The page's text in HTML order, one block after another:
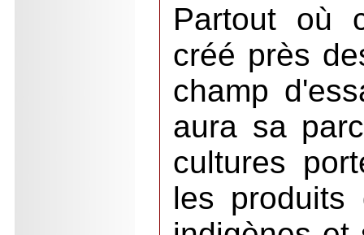
Partout où
créé près
champ
aura sa
cultures
les produits